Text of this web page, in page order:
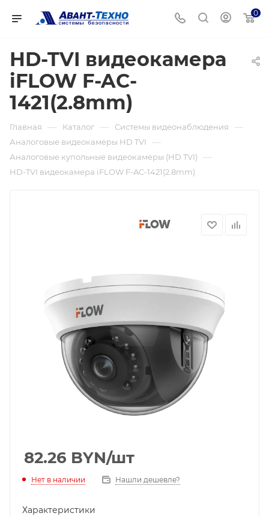
0
HD-TVI видеокамера
iFLOW F-AC-
1421(2.8mm)
Главная — Каталог — Системы видеонаблюдения —
Аналоговые видеокамеры HD TVI —
Аналоговые купольные видеокамеры (HD TVI) —
HD-TVI видеокамера iFLOW F-AC-1421(2.8mm)
82.26 BYN/шт
Нет в наличии Нашли дешевле?
Характеристики